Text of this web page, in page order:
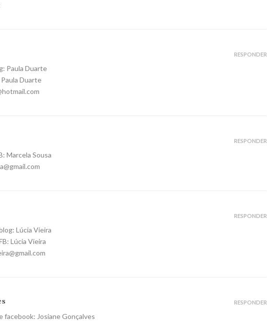
Paula Duarte
Duarte
RESPONDER
Marcela Sousa
RESPONDER
Lúcia Vieira
Lúcia Vieira
RESPONDER
facebook: Josiane Gonçalves
RESPONDER